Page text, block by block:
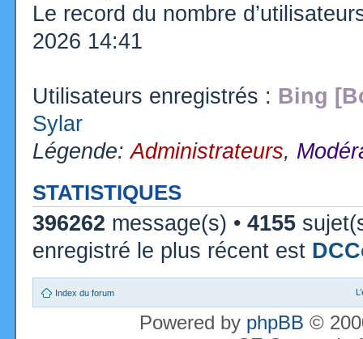
Le record du nombre
2026 14:41
Utilisateurs enregistrés : Bing
Sylar
Légende:Administrateurs,
STATISTIQUES
396262 message(s) • 4155
enregistré le plus récent est
Index du forum
Powered by phpBB ©